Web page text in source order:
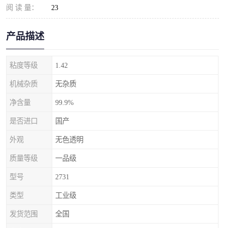
阅 读 量： 23
产品描述
粘度等级 1.42
机械杂质 无杂质
净含量 99.9%
是否进口 国产
外观 无色透明
质量等级 一品级
型号 2731
类型 工业级
发货范围 全国